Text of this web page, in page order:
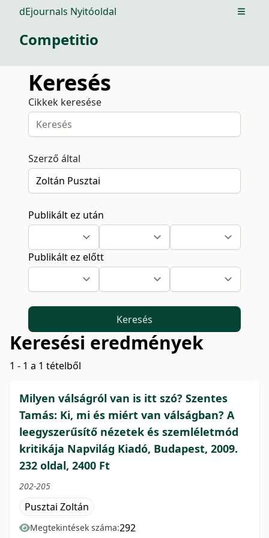
dEjournals Nyitóoldal Open
Competitio
Keresés
Cikkek keresése
Szerző által
Publikált ez után
Publikált ez előtt
Keresés
Keresési eredmények
1 - 1 a 1 tételből
Milyen válságról van is itt szó? Szentes
Tamás: Ki, mi és miért van válságban? A
leegyszerűsítő nézetek és szemléletmód
kritikája Napvilág Kiadó, Budapest, 2009.
232 oldal, 2400 Ft
202-205
Pusztai Zoltán
Megtekintések száma:292